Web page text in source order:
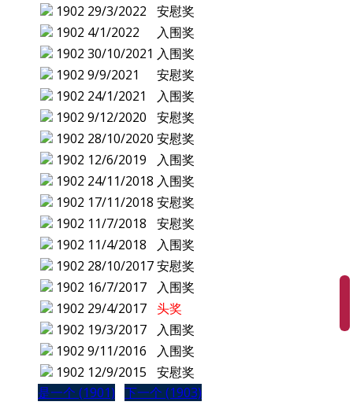
1902 29/3/2022
安慰奖
1902 4/1/2022
入围奖
1902 30/10/2021 入围奖
1902 9/9/2021
安慰奖
1902 24/1/2021
入围奖
1902 9/12/2020
安慰奖
1902 28/10/2020 安慰奖
1902 12/6/2019
入围奖
1902 24/11/2018 入围奖
1902 17/11/2018 安慰奖
1902 11/7/2018
安慰奖
1902 11/4/2018
入围奖
1902 28/10/2017安慰奖
1902 16/7/2017
入围奖
1902 29/4/2017 头奖
1902 19/3/2017
入围奖
1902 9/11/2016
入围奖
1902 12/9/2015
安慰奖
是一个 (1901) 下一个 (1903)